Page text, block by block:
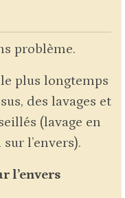
problème.
plus longtemps
des lavages et
(lavage en
l’envers).
l’envers